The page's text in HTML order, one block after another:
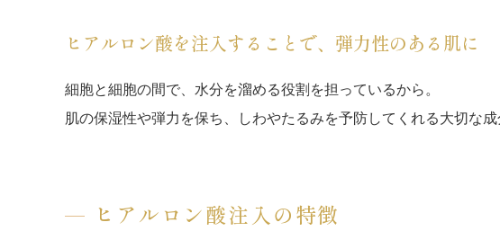
ヒアルロン酸を注入することで、弾力性のある肌に
細胞と細胞の間で、水分を溜める役割を担っているから。
肌の保湿性や弾力を保ち、しわやたるみを予防してくれる大切な成
ヒアルロン酸注入の特徴